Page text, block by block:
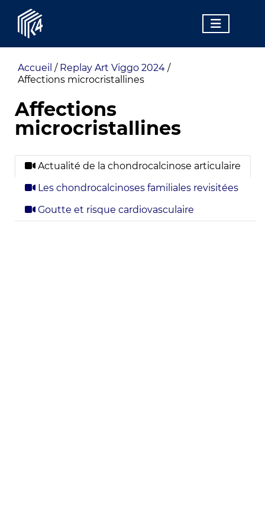
Accueil / Replay Art Viggo 2024 /
Affections microcristallines
Affections
microcristallines
Actualité de la chondrocalcinose articulaire
Les chondrocalcinoses familiales revisitées
Goutte et risque cardiovasculaire